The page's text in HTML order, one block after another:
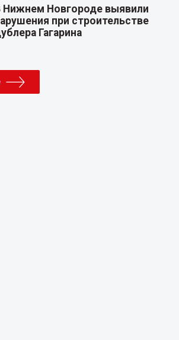
Нижнем Новгороде выявили
при строительстве
Гагарина